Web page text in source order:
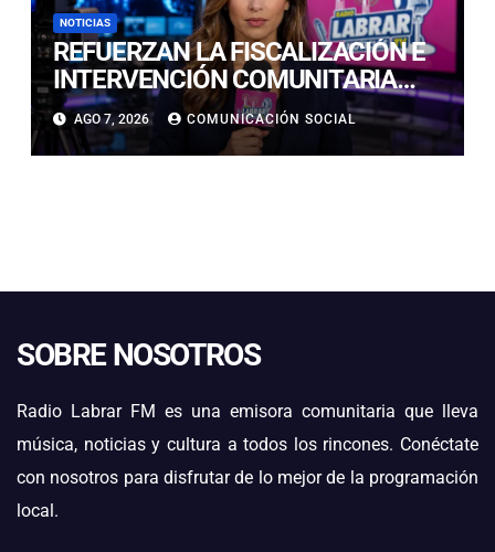
NOTICIAS
REFUERZAN LA FISCALIZACIÓN E
INTERVENCIÓN COMUNITARIA
CON OPERATIVO CONJUNTO EN
CALDERA
AGO 7, 2026 COMUNICACIÓN SOCIAL
SOBRE NOSOTROS
Radio Labrar FM es una emisora comunitaria que lleva
música, noticias y cultura a todos los rincones. Conéctate
con nosotros para disfrutar de lo mejor de la programación
local.